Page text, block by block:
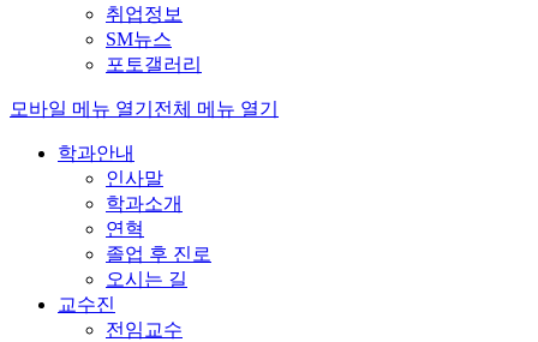
취업정보
SM뉴스
포토갤러리
모바일 메뉴 열기 전체 메뉴 열기
학과안내
인사말
학과소개
연혁
졸업 후 진로
오시는 길
교수진
전임교수